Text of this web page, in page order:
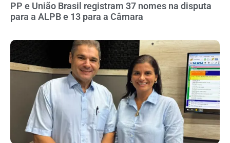
PP e União Brasil registram 37 nomes na disputa
para a ALPB e 13 para a Câmara